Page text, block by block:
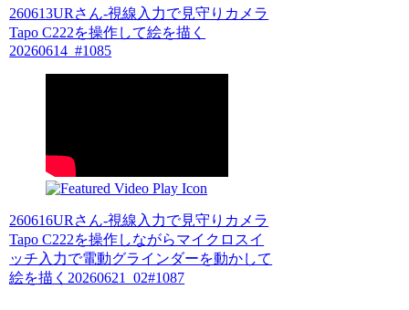
260613URさん-視線入力で見守りカメラ
Tapo C222を操作して絵を描く
20260614_#1085
260616URさん-視線入力で見守りカメラ
Tapo C222を操作しながらマイクロスイ
ッチ入力で電動グラインダーを動かして
絵を描く20260621_02#1087